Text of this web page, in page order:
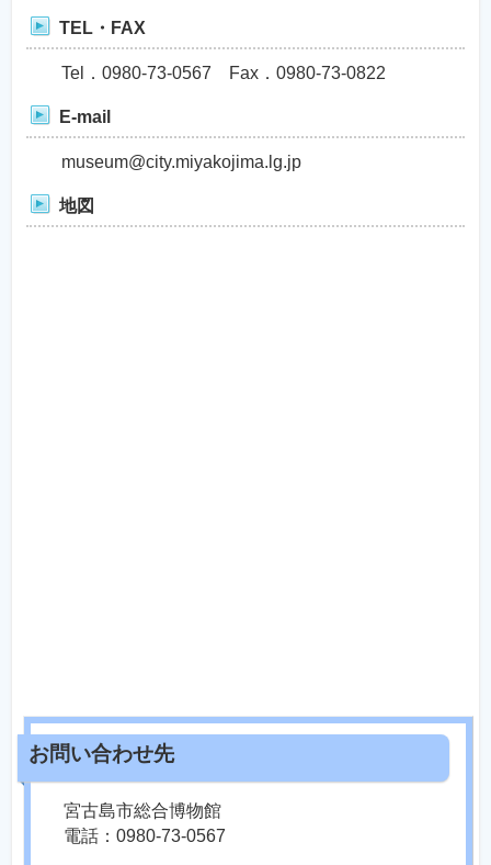
TEL・FAX
Tel．0980-73-0567 Fax．0980-73-0822
E-mail
museum@city.miyakojima.lg.jp
地図
宮古島市総合博物館
電話：0980-73-0567